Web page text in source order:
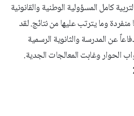
كامل المسؤولية الوطنية والقانونية
وما يترتب عليها من نتائج. لقد
عن المدرسة والثانوية الرسمية
الحوار وغابت المعالجات الجدية.